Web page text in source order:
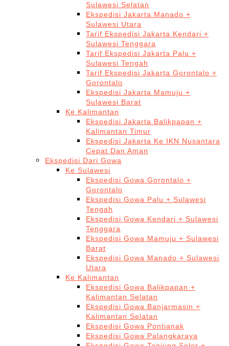
Sulawesi Selatan
Ekspedisi Jakarta Manado +
Sulawesi Utara
Tarif Ekspedisi Jakarta Kendari +
Sulawesi Tenggara
Tarif Ekspedisi Jakarta Palu +
Sulawesi Tengah
Tarif Ekspedisi Jakarta Gorontalo +
Gorontalo
Ekspedisi Jakarta Mamuju +
Sulawesi Barat
Ke Kalimantan
Ekspedisi Jakarta Balikpapan +
Kalimantan Timur
Ekspedisi Jakarta Ke IKN Nusantara
Cepat Dan Aman
Ekspedisi Dari Gowa
Ke Sulawesi
Ekspedisi Gowa Gorontalo +
Gorontalo
Ekspedisi Gowa Palu + Sulawesi
Tengah
Ekspedisi Gowa Kendari + Sulawesi
Tenggara
Ekspedisi Gowa Mamuju + Sulawesi
Barat
Ekspedisi Gowa Manado + Sulawesi
Utara
Ke Kalimantan
Ekspedisi Gowa Balikpapan +
Kalimantan Selatan
Ekspedisi Gowa Banjarmasin +
Kalimantan Selatan
Ekspedisi Gowa Pontianak
Ekspedisi Gowa Palangkaraya